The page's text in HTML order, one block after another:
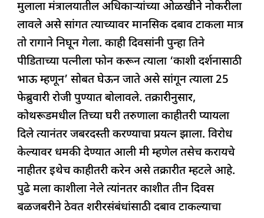
मुलाला मंत्रालयातील अधिकाऱ्यांच्या ओळखीने नोकरीला
लावले असे सांगत त्याच्यावर मानसिक दबाव टाकला मात्र
तो रागाने निघून गेला. काही दिवसांनी पुन्हा तिने
पीडिताच्या पत्नीला फोन करून त्याला ‘काशी दर्शनासाठी
भाऊ म्हणून’ सोबत घेऊन जाते असे सांगून त्याला 25
फेब्रुवारी रोजी पुण्यात बोलावले. तक्रारीनुसार,
कोथरूडमधील तिच्या घरी तरुणाला काहीतरी प्यायला
दिले त्यानंतर जबरदस्ती करण्याचा प्रयत्न झाला. विरोध
केल्यावर धमकी देण्यात आली मी म्हणेल तसेच करायचे
नाहीतर इथेच काहीतरी करेन असे तक्रारीत म्हटले आहे.
पुढे मला काशीला नेले त्यांनतर काशीत तीन दिवस
बळजबरीने ठेवत शरीरसंबंधांसाठी दबाव टाकल्याचा